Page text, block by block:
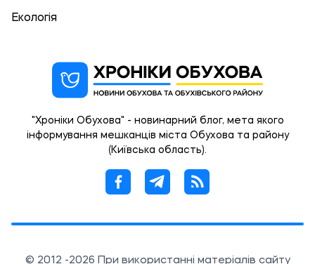
Екологія
"Хроніки Обухова" - новинарний блог, мета якого
інформування мешканців міста Обухова та району
(Київська область).
© 2012 -2026 При використанні матеріалів сайту